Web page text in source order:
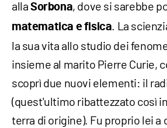
alla Sorbona, dove si sarebbe
matematica e fisica. La
la sua vita allo studio dei
insieme al marito Pierre Curie,
scoprì due nuovi elementi: il
(quest'ultimo ribattezzato così
terra di origine). Fu proprio lei a